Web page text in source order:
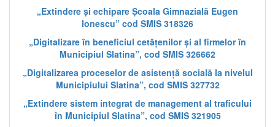
„Extindere și echipare Școala Gimnazială Eugen
Ionescu” cod SMIS 318326
„Digitalizare în beneficiul cetățenilor și al firmelor în
Municipiul Slatina”, cod SMIS 326662
„Digitalizarea proceselor de asistență socială la nivelul
Municipiului Slatina”, cod SMIS 327732
„Extindere sistem integrat de management al traficului
în Municipiul Slatina”, cod SMIS 321905